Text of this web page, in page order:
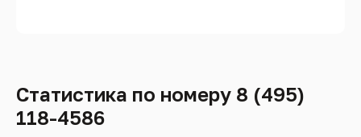
Статистика по номеру 8 (495)
118-4586